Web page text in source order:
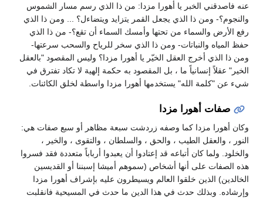
عنه فاصدقني الخبر يا أهورا مزدا: من ذا الذي رسم مسار الشموس
والنجوم؟- ومن ذا الذي يجعل القمر يتزايد ويتضاءل؟ ... ومن ذا الذي
رفع الأرض والسماء من تحتها وأمسك السماء أن تقع؟- من ذا الذي
حفظ المياه والنباتات- ومن ذا الذي سخر للرياح والسحب سرعتها-
ومن ذا الذي أخرج العقل الخيّر يا أهورا مزدا؟ وليس المقصود "بالعقل
الخير" عقلاً إنسانياً ما ، بل المقصود به حكمة إلهية لا تكاد تفترق في
شيء عن "كلمة الله" يستخدمها أهورا مزدا واسطة لخلق الكائنات.
صفات أهورا مزدا
وكان أهورا مزدا كما وصفه زردشت سبعة مظاهر أو سبع صفات هي:
النور ، والعقل الطيب ، والحق ، والسلطان ، والتقوى ، والخير ،
والخلود. ولما كان أتباعه قد إعتادوا أن يعبدوا أرباباً متعددة فقد فسروا
هذه الصفات على أنها أشخاص (سموهم أميشا إسبننا أو القديسين
الخالدين) الذين خلقوا العالم ويسيطرون عليه بإشراف أهورا مزدا
وإرشاده. وبذلك حدث في هذا الدين ما حدث في المسيحية فانقلبت